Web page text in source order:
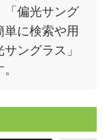
「偏光サング
に検索や用
ングラス」